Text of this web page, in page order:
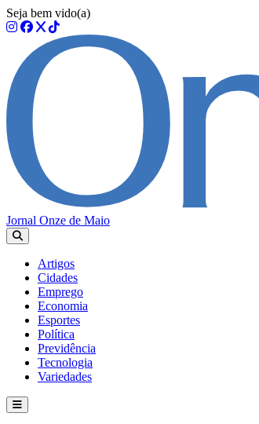
Seja bem vido(a)
Jornal Onze de Maio
Artigos
Cidades
Emprego
Economia
Esportes
Política
Previdência
Tecnologia
Variedades